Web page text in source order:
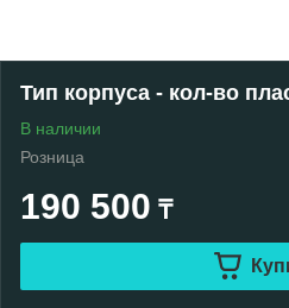
Тип корпуса - кол-во
В наличии
Розница
190 500 ₸